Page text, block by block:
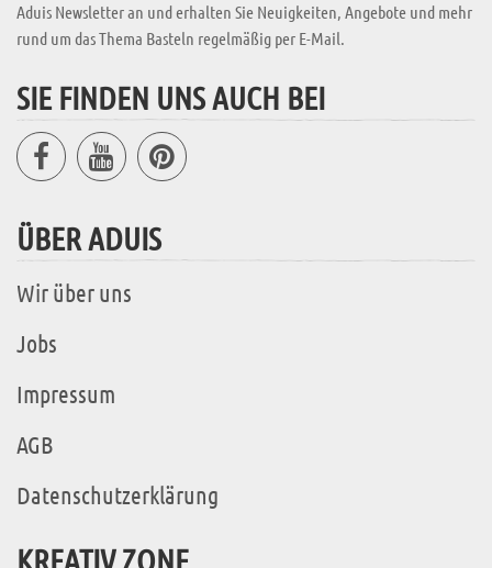
Aduis Newsletter an und erhalten Sie Neuigkeiten, Angebote und mehr
rund um das Thema Basteln regelmäßig per E-Mail.
SIE FINDEN UNS AUCH BEI
ÜBER ADUIS
Wir über uns
Jobs
Impressum
AGB
Datenschutzerklärung
KREATIV ZONE